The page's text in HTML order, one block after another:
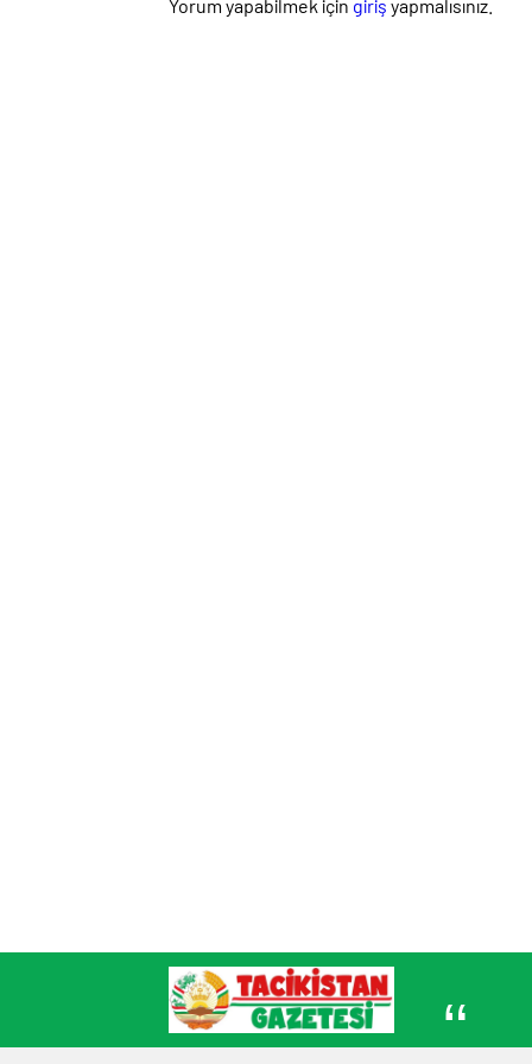
Yorum yapabilmek için giriş yapmalısınız.